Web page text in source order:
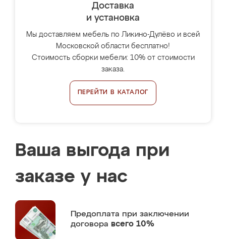
Доставка
и установка
Мы доставляем мебель по Ликино-Дулёво и всей
Московской области бесплатно!
Стоимость сборки мебели: 10% от стоимости
заказа.
ПЕРЕЙТИ В КАТАЛОГ
Ваша выгода при
заказе у нас
Предоплата при заключении
договора всего 10%